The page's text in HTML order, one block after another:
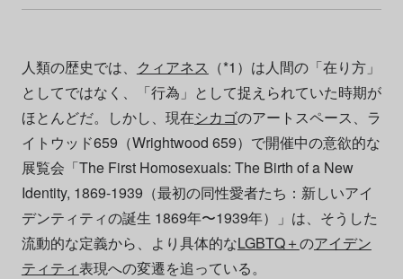
人類の歴史では、 クィアネス （*1）は人間の「在り方」
としてではなく、「行為」として捉えられていた時期が
ほとんどだ。しかし、現在シカゴのアートスペース、ラ
イトウッド659（Wrightwood 659）で開催中の意欲的な
展覧会「The First Homosexuals: The Birth of a New
Identity, 1869-1939（最初の同性愛者たち：新しいアイ
デンティティの誕生 1869年〜1939年）」は、そうした
流動的な定義から、より具体的なLGBTQ＋のアイデン
ティティ表現への変遷を追っている。